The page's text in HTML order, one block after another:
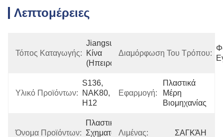
Λεπτομέρειες
Τόπος Καταγωγής:
Jiangsu,
Κίνα
(Ηπειρωτική)
Διαμόρφωση Του Τρόπου:
Υλικό Προϊόντων:
S136,
NAK80,
H12
Εφαρμογή:
Πλαστικά
Μέρη
Βιομηχανίας
Όνομα Προϊόντων:
Πλαστική
Σχηματοποίηση
Λιμένας: ΣΑΓΚΆΗ